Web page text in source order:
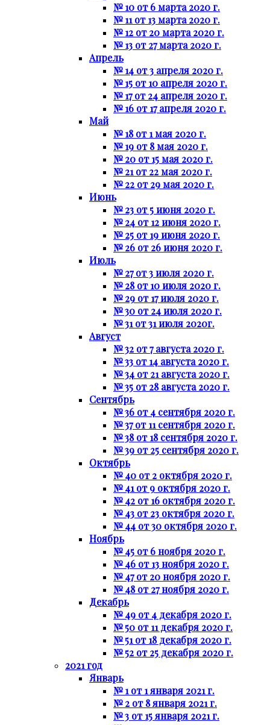
№ 10 от 6 марта 2020 г.
№ 11 от 13 марта 2020 г.
№ 12 от 20 марта 2020 г.
№ 13 от 27 марта 2020 г.
Апрель
№ 14 от 3 апреля 2020 г.
№ 15 от 10 апреля 2020 г.
№ 17 от 24 апреля 2020 г.
№ 16 от 17 апреля 2020 г.
Май
№ 18 от 1 мая 2020 г.
№ 19 от 8 мая 2020 г.
№ 20 от 15 мая 2020 г.
№ 21 от 22 мая 2020 г.
№ 22 от 29 мая 2020 г.
Июнь
№ 23 от 5 июня 2020 г.
№ 24 от 12 июня 2020 г.
№ 25 от 19 июня 2020 г.
№ 26 от 26 июня 2020 г.
Июль
№ 27 от 3 июля 2020 г.
№ 28 от 10 июля 2020 г.
№ 29 от 17 июля 2020 г.
№ 30 от 24 июля 2020 г.
№ 31 от 31 июля 2020г.
Август
№ 32 от 7 августа 2020 г.
№ 33 от 14 августа 2020 г.
№ 34 от 21 августа 2020 г.
№ 35 от 28 августа 2020 г.
Сентябрь
№ 36 от 4 сентября 2020 г.
№ 37 от 11 сентября 2020 г.
№ 38 от 18 сентября 2020 г.
№ 39 от 25 сентября 2020 г.
Октябрь
№ 40 от 2 октября 2020 г.
№ 41 от 9 октября 2020 г.
№ 42 от 16 октября 2020 г.
№ 43 от 23 октября 2020 г.
№ 44 от 30 октября 2020 г.
Ноябрь
№ 45 от 6 ноября 2020 г.
№ 46 от 13 ноября 2020 г.
№ 47 от 20 ноября 2020 г.
№ 48 от 27 ноября 2020 г.
Декабрь
№ 49 от 4 декабря 2020 г.
№ 50 от 11 декабря 2020 г.
№ 51 от 18 декабря 2020 г.
№ 52 от 25 декабря 2020 г.
2021 год
Январь
№ 1 от 1 января 2021 г.
№ 2 от 8 января 2021 г.
№ 3 от 15 января 2021 г.